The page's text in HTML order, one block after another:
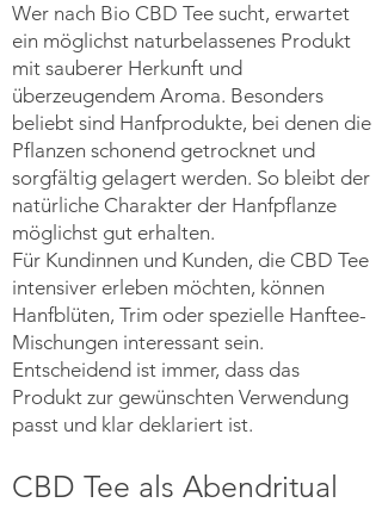
Wer nach Bio CBD Tee sucht, erwartet
ein möglichst naturbelassenes Produkt
mit sauberer Herkunft und
überzeugendem Aroma. Besonders
beliebt sind Hanfprodukte, bei denen die
Pflanzen schonend getrocknet und
sorgfältig gelagert werden. So bleibt der
natürliche Charakter der Hanfpflanze
möglichst gut erhalten.
Für Kundinnen und Kunden, die CBD Tee
intensiver erleben möchten, können
Hanfblüten, Trim oder spezielle Hanftee-
Mischungen interessant sein.
Entscheidend ist immer, dass das
Produkt zur gewünschten Verwendung
passt und klar deklariert ist.
CBD Tee als Abendritual